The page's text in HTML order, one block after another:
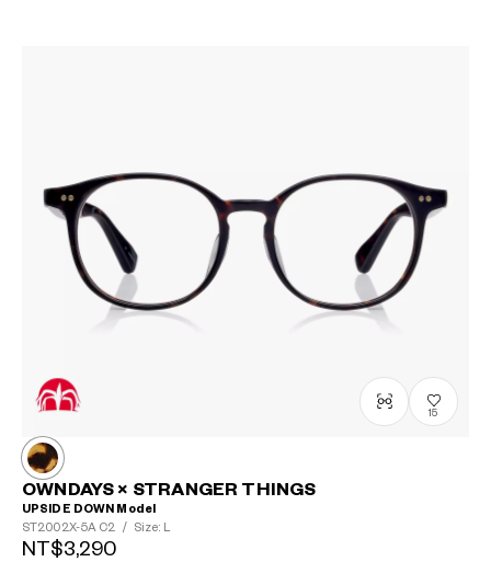
15
OWNDAYS × STRANGER THINGS
UPSIDE DOWN Model
ST2002X-5A C2 / Size: L
NT$3,290